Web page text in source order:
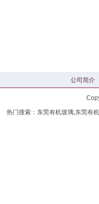
公司简介
热门搜索：东莞有机玻璃,东莞有